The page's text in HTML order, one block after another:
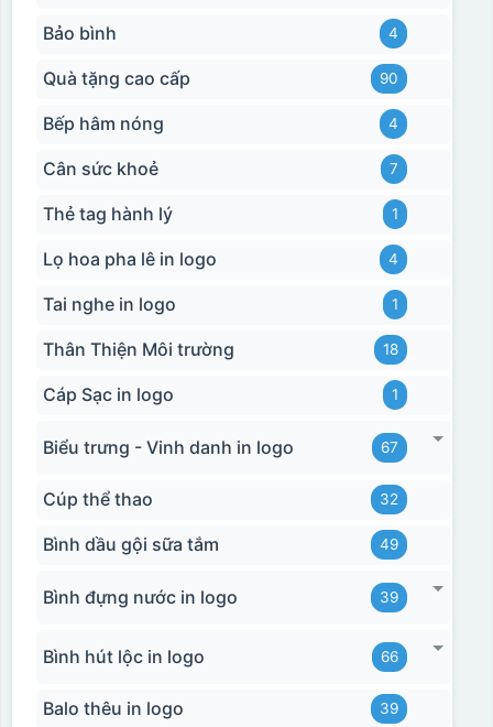
Bảo bình 4
Quà tặng cao cấp 90
Bếp hâm nóng 4
Cân sức khoẻ 7
Thẻ tag hành lý 1
Lọ hoa pha lê in logo 4
Tai nghe in logo 1
Thân Thiện Môi trường 18
Cáp Sạc in logo 1
Biểu trưng - Vinh danh in logo 67
Cúp thể thao 32
Bình dầu gội sữa tắm 49
Bình đựng nước in logo 39
Bình hút lộc in logo 66
Balo thêu in logo 39